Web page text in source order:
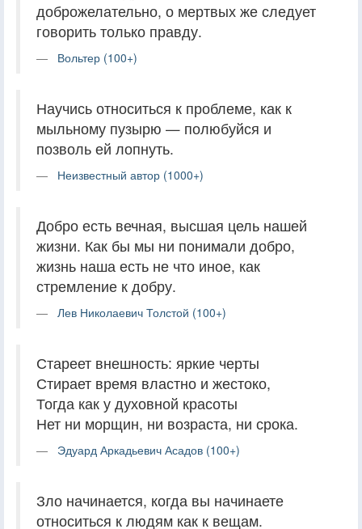
доброжелательно, о мертвых же следует
говорить только правду.
Вольтер (100+)
Научись относиться к проблеме, как к
мыльному пузырю — полюбуйся и
позволь ей лопнуть.
Неизвестный автор (1000+)
Добро есть вечная, высшая цель нашей
жизни. Как бы мы ни понимали добро,
жизнь наша есть не что иное, как
стремление к добру.
Лев Николаевич Толстой (100+)
Стареет внешность: яркие черты
Стирает время властно и жестоко,
Тогда как у духовной красоты
Нет ни морщин, ни возраста, ни срока.
Эдуард Аркадьевич Асадов (100+)
Зло начинается, когда вы начинаете
относиться к людям как к вещам.